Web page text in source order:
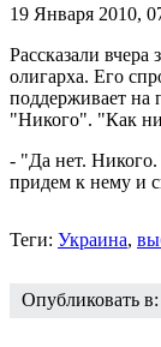
19 Января 2010,
Рассказали
олигарха. Его
поддерживает на
"Никого". "Как
- "Да нет. Никого.
придем к нему и
Теги: Украина,
Опубликовать в: